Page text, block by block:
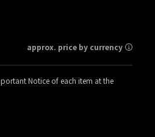
approx. price by currency
Notice of each item at the